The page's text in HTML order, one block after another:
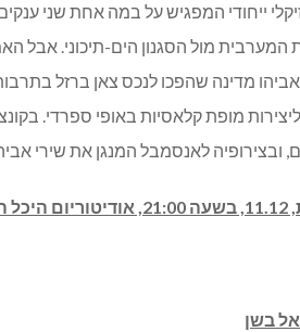
ייחודי המפגיש על במה אחת שני
המערבית מול הסגנון הים-תיכוני. אבל
מדינה שהפכו לנכס צאן ברזל
ליצירות מופת קלאסיות באופי ספרדי.
ובצירופיה לאנסמבל המנגן את שירי
210 ₪.
בשן